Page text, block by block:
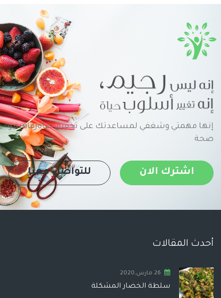
إنها مهمتي وشغفي لمساعدتك على تحقيق حياةرفاهية و
صحة
اشترك الان للتواصل معنا
أحدث المقالات
26 مارس,2020
سلطة الخضار المشكلة